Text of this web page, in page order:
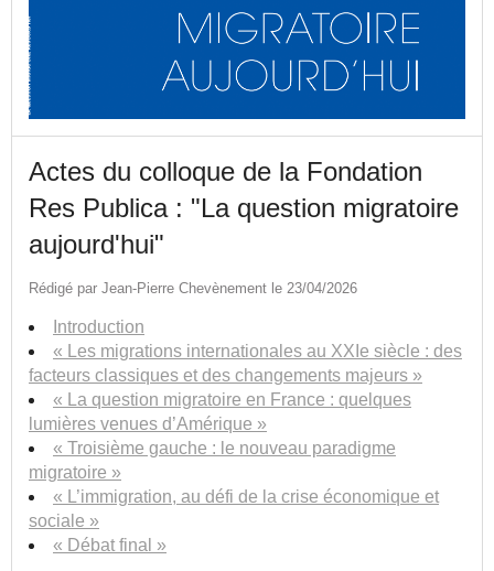
Actes du colloque de la Fondation
Res Publica : "La question migratoire
aujourd'hui"
Rédigé par Jean-Pierre Chevènement le 23/04/2026
Introduction
« Les migrations internationales au XXIe siècle : des
facteurs classiques et des changements majeurs »
« La question migratoire en France : quelques
lumières venues d’Amérique »
« Troisième gauche : le nouveau paradigme
migratoire »
« L’immigration, au défi de la crise économique et
sociale »
« Débat final »